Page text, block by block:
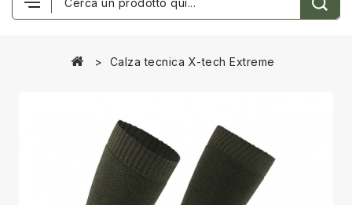
Calza tecnica X-tech Extreme